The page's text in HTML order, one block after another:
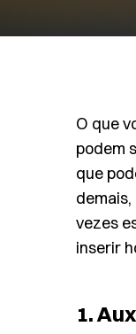
O que
podem
que
vezes
inserir
1.